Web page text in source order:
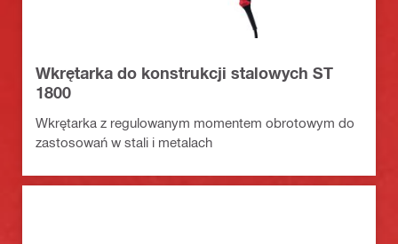
Wkrętarka do konstrukcji stalowych ST
1800
Wkrętarka z regulowanym momentem obrotowym do
zastosowań w stali i metalach